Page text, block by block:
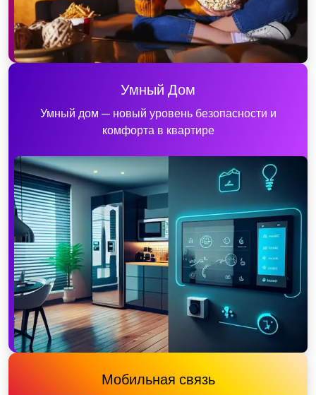
Умный Дом
Умный дом — новый уровень безопасности и
комфорта в квартире
Мобильная связь